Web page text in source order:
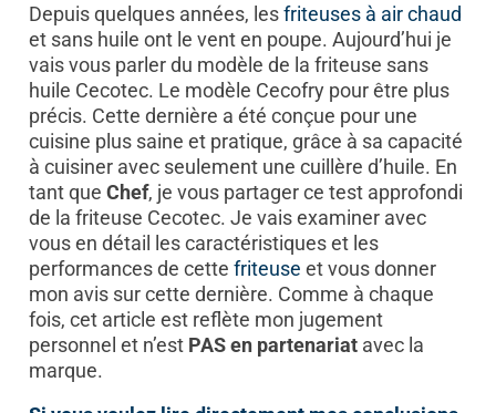
Depuis quelques années, lesfriteusesà air chaud
et sans huile ont le vent en poupe. Aujourd’hui je
vais vous parler du modèle de la friteuse sans
huile Cecotec. Le modèle Cecofry pour être plus
précis. Cette dernière a été conçue pour une
cuisine plus saine et pratique, grâce à sa capacité
à cuisiner avec seulement une cuillère d’huile. En
tant que Chef, je vous partager ce test approfondi
de la friteuse Cecotec. Je vais examiner avec
vous en détail les caractéristiques et les
performances de cette friteuse et vous donner
mon avis sur cette dernière. Comme à chaque
fois, cet article est reflète mon jugement
personnel et n’est PAS en partenariatavec la
marque.